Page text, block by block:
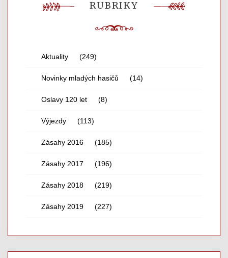
RUBRIKY
Aktuality (249)
Novinky mladých hasičů (14)
Oslavy 120 let (8)
Výjezdy (113)
Zásahy 2016 (185)
Zásahy 2017 (196)
Zásahy 2018 (219)
Zásahy 2019 (227)